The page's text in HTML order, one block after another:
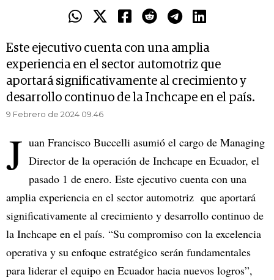
Este ejecutivo cuenta con una amplia
experiencia en el sector automotriz que
aportará significativamente al crecimiento y
desarrollo continuo de la Inchcape en el país.
9 Febrero de 2024 09.46
J uan Francisco Buccelli asumió el cargo de Managing
Director de la operación de Inchcape en Ecuador, el
pasado 1 de enero. Este ejecutivo cuenta con una
amplia experiencia en el sector automotriz que aportará
significativamente al crecimiento y desarrollo continuo de
la Inchcape en el país. “Su compromiso con la excelencia
operativa y su enfoque estratégico serán fundamentales
para liderar el equipo en Ecuador hacia nuevos logros”,